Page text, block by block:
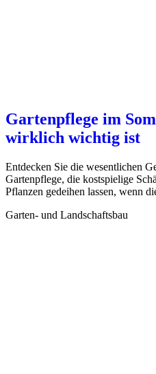
Gartenpflege im
wirklich wichtig ist
Entdecken Sie die wesentlichen
Gartenpflege, die kostspielige
Pflanzen gedeihen lassen, wenn
Garten- und Landschaftsbau